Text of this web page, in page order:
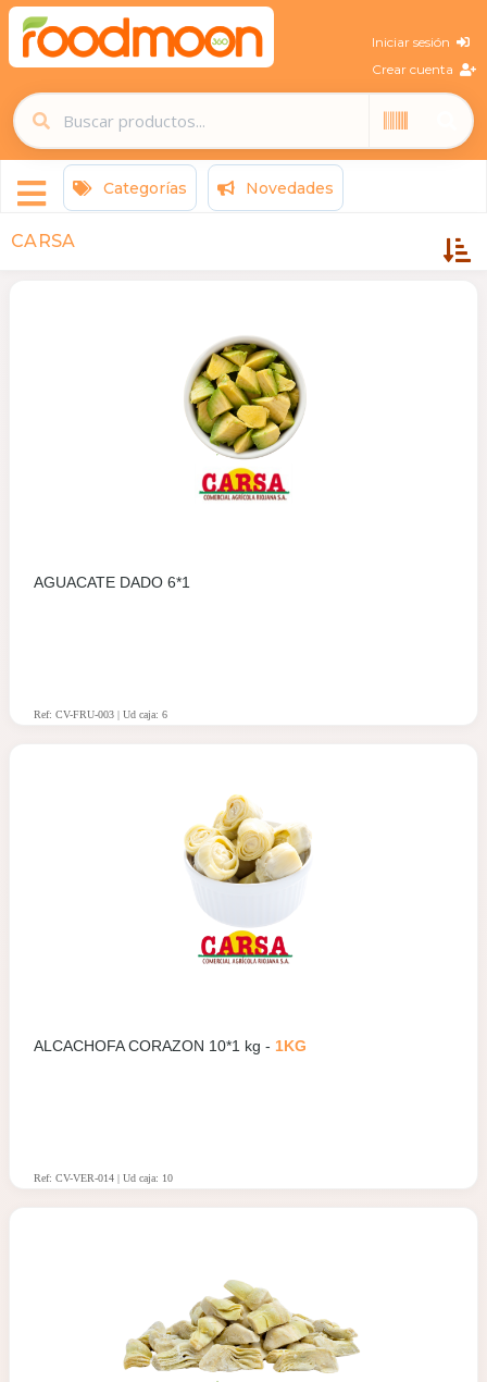
Iniciar sesión
Crear cuenta
Categorías Novedades
CARSA
AGUACATE DADO 6*1
Ref: CV-FRU-003 | Ud caja: 6
ALCACHOFA CORAZON 10*1 kg - 1KG
Ref: CV-VER-014 | Ud caja: 10